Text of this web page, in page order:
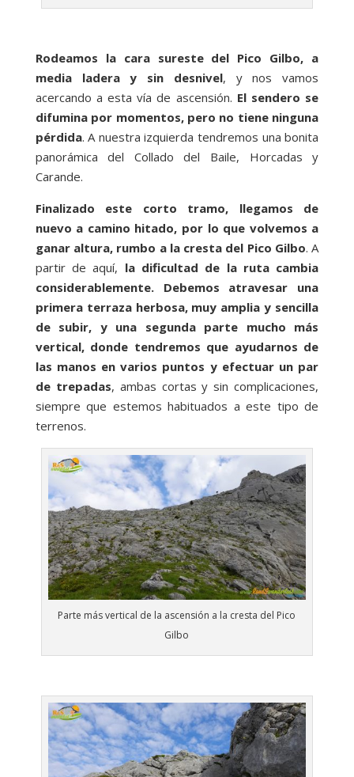
Rodeamos la cara sureste del Pico Gilbo, a
media ladera y sin desnivel, y nos vamos
acercando a esta vía de ascensión. El sendero se
difumina por momentos, pero no tiene ninguna
pérdida. A nuestra izquierda tendremos una bonita
panorámica del Collado del Baile, Horcadas y
Carande.
Finalizado este corto tramo, llegamos de
nuevo a camino hitado, por lo que volvemos a
ganar altura, rumbo a la cresta del Pico Gilbo. A
partir de aquí, la dificultad de la ruta cambia
considerablemente. Debemos atravesar una
primera terraza herbosa, muy amplia y sencilla
de subir, y una segunda parte mucho más
vertical, donde tendremos que ayudarnos de
las manos en varios puntos y efectuar un par
de trepadas, ambas cortas y sin complicaciones,
siempre que estemos habituados a este tipo de
terrenos.
Parte más vertical de la ascensión a la cresta del Pico
Gilbo